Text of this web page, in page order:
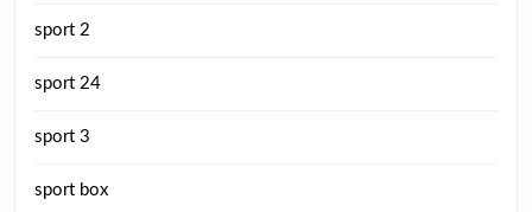
sport 2
sport 24
sport 3
sport box